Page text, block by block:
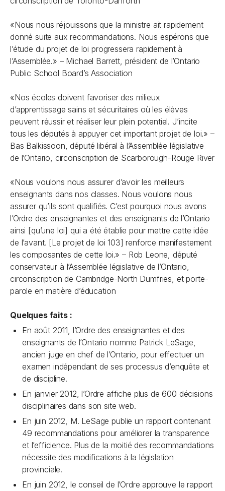
«Nous nous réjouissons que la ministre ait rapidement
donné suite aux recommandations. Nous espérons que
l’étude du projet de loi progressera rapidement à
l’Assemblée.» – Michael Barrett, président de l’Ontario
Public School Board’s Association
«Nos écoles doivent favoriser des milieux
d’apprentissage sains et sécuritaires où les élèves
peuvent réussir et réaliser leur plein potentiel. J’incite
tous les députés à appuyer cet important projet de loi.» –
Bas Balkissoon, député libéral à l’Assemblée législative
de l’Ontario, circonscription de Scarborough-Rouge River
«Nous voulons nous assurer d’avoir les meilleurs
enseignants dans nos classes. Nous voulons nous
assurer qu’ils sont qualifiés. C’est pourquoi nous avons
l’Ordre des enseignantes et des enseignants de l’Ontario
ainsi [qu’une loi] qui a été établie pour mettre cette idée
de l’avant. [Le projet de loi 103] renforce manifestement
les composantes de cette loi.» – Rob Leone, député
conservateur à l’Assemblée législative de l’Ontario,
circonscription de Cambridge-North Dumfries, et porte-
parole en matière d’éducation
Quelques faits :
En août 2011, l’Ordre des enseignantes et des
enseignants de l’Ontario nomme Patrick LeSage,
ancien juge en chef de l’Ontario, pour effectuer un
examen indépendant de ses processus d’enquête et
de discipline.
En janvier 2012, l’Ordre affiche plus de 600 décisions
disciplinaires dans son site web.
En juin 2012, M. LeSage publie un rapport contenant
49 recommandations pour améliorer la transparence
et l’efficience. Plus de la moitié des recommandations
nécessite des modifications à la législation
provinciale.
En juin 2012, le conseil de l’Ordre approuve le rapport